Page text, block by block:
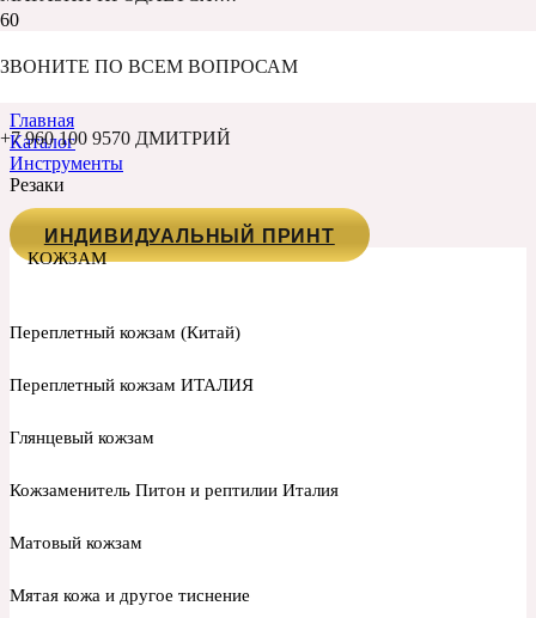
ЗВОНИТЕ ПО ВСЕМ ВОПРОСАМ
+7 960 100 9570 ДМИТРИЙ
РЕЗАКИ
Главная
Каталог
Инструменты
Резаки
ИНДИВИДУАЛЬНЫЙ ПРИНТ
КОЖЗАМ
Переплетный кожзам (Китай)
Переплетный кожзам ИТАЛИЯ
Глянцевый кожзам
Кожзаменитель Питон и рептилии Италия
Матовый кожзам
Мятая кожа и другое тиснение